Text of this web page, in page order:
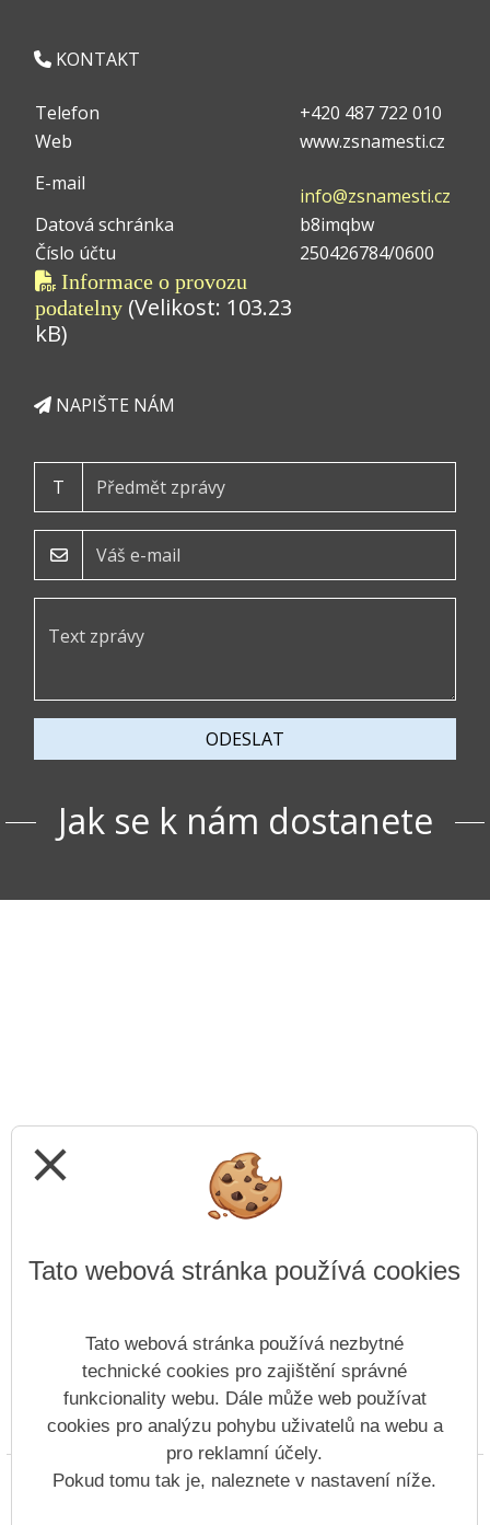
KONTAKT
Telefon
+420 487 722 010
Web
www.zsnamesti.cz
E-mail
info@zsnamesti.cz
Datová schránka
b8imqbw
Číslo účtu
250426784/0600
Informace o provozu
podatelny (Velikost: 103.23
kB)
NAPIŠTE NÁM
T
ODESLAT
Jak se k nám dostanete
Prohlášení o přístupnosti Mapa webu Cookies
Copyright © 2022 - 2023 ZŠ náměstí Míru Nový Bor &
close
Tato webová stránka používá cookies
Tato webová stránka používá nezbytné
technické cookies pro zajištění správné
funkcionality webu. Dále může web používat
cookies pro analýzu pohybu uživatelů na webu a
pro reklamní účely.
Pokud tomu tak je, naleznete v nastavení níže.